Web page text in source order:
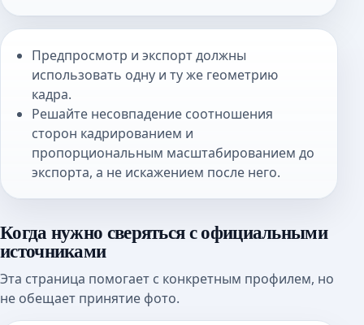
Предпросмотр и экспорт должны
использовать одну и ту же геометрию
кадра.
Решайте несовпадение соотношения
сторон кадрированием и
пропорциональным масштабированием до
экспорта, а не искажением после него.
Когда нужно сверяться с официальными
источниками
Эта страница помогает с конкретным профилем, но
не обещает принятие фото.